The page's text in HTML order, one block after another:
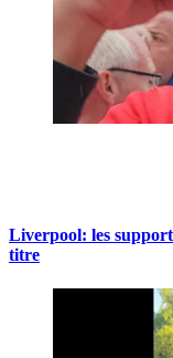
Liverpool: les
titre